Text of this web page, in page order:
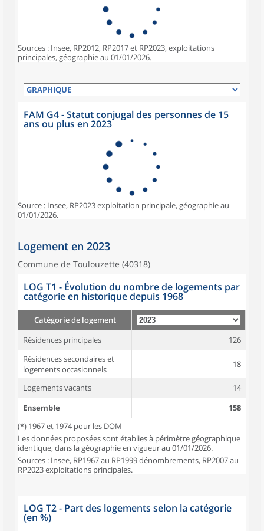
Sources : Insee, RP2012, RP2017 et RP2023, exploitations
principales, géographie au 01/01/2026.
FAM G4 - Statut conjugal des personnes de 15
ans ou plus en 2023
Source : Insee, RP2023 exploitation principale, géographie au
01/01/2026.
Logement en 2023
Commune de Toulouzette (40318)
LOG T1 - Évolution du nombre de logements par
catégorie en historique depuis 1968
Catégorie de logement
Résidences principales
126
Résidences secondaires et
logements occasionnels
18
Logements vacants
14
Ensemble
158
(*) 1967 et 1974 pour les DOM
Les données proposées sont établies à périmètre géographique
identique, dans la géographie en vigueur au 01/01/2026.
Sources : Insee, RP1967 au RP1999 dénombrements, RP2007 au
RP2023 exploitations principales.
LOG T2 - Part des logements selon la catégorie
(en %)